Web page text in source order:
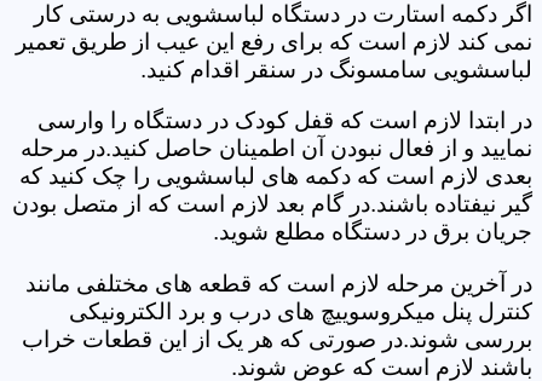
اگر دکمه استارت در دستگاه لباسشویی به درستی کار
نمی کند لازم است که برای رفع این عیب از طریق تعمیر
لباسشویی سامسونگ در سنقر اقدام کنید.
در ابتدا لازم است که قفل کودک در دستگاه را وارسی
نمایید و از فعال نبودن آن اطمینان حاصل کنید.در مرحله
بعدی لازم است که دکمه های لباسشویی را چک کنید که
گیر نیفتاده باشند.در گام بعد لازم است که از متصل بودن
جریان برق در دستگاه مطلع شوید.
در آخرین مرحله لازم است که قطعه های مختلفی مانند
کنترل پنل میکروسوییچ های درب و برد الکترونیکی
بررسی شوند.در صورتی که هر یک از این قطعات خراب
باشند لازم است که عوض شوند.